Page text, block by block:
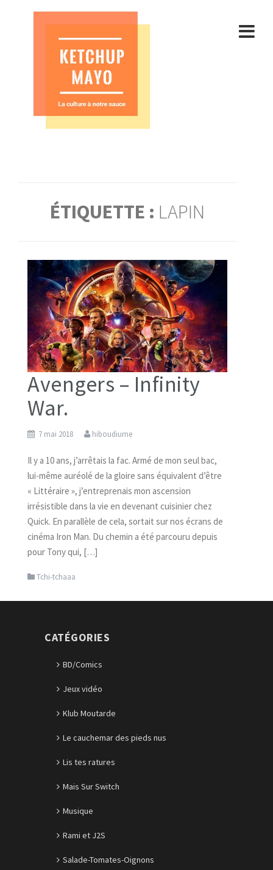
ÉTIQUETTE : LAPIN
Avengers – Infinity
War.
7 mai 2018 hiboudiurne
Il y a 10 ans, j’arrêtais la fac. Armé de mon seul bac,
lui-même auréolé de la gloire sans équivalent d’être
« Littéraire », j’entreprenais mon ascension
irrésistible dans la vie en devenant cuisinier chez
Quick. En parallèle de cela, sortait sur nos écrans de
cinéma Iron Man. Du chemin a été parcouru depuis
pour Tony qui, […]
Tchi-tchaaa
CATÉGORIES
BD/Comics
Jeux vidéo
Klub Moutarde
Le cauchemar des pieds nus
Lis tes ratures
Mais Sur Switch
Musique
Rami et J2S
Salade-Tomates-Oignons